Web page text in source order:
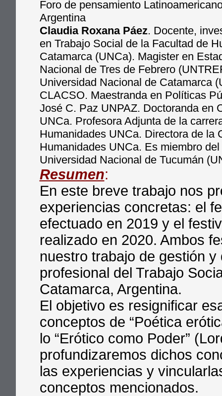
Foro de pensamiento
Argentina
Claudia Roxana Páez. Docente,
en Trabajo Social de la Facultad de
Catamarca (UNCa). Magister en
Nacional de Tres de Febrero
Universidad Nacional de Catamarca
CLACSO. Maestranda en Políticas
José C. Paz UNPAZ. Doctoranda en
UNCa. Profesora Adjunta de la
Humanidades UNCa. Directora de la
Humanidades UNCa. Es miembro
Universidad Nacional de Tucumán
Resumen:
En este breve trabajo nos
experiencias concretas: el
efectuado en 2019 y el
realizado en 2020. Ambos
nuestro trabajo de gestión
profesional del Trabajo
Catamarca, Argentina.
El objetivo es resignificar
conceptos de “Poética
lo “Erótico como Poder”
profundizaremos dichos
las experiencias y
conceptos mencionados.